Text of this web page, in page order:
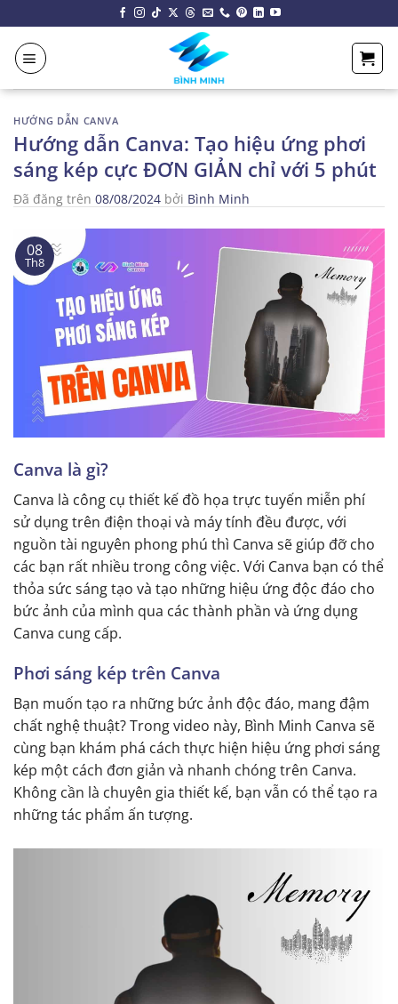
đến
nội
dung
HƯỚNG DẪN CANVA
Hướng dẫn Canva: Tạo hiệu ứng phơi
sáng kép cực ĐƠN GIẢN chỉ với 5 phút
Đã đăng trên 08/08/2024 bởi Bình Minh
08
Th8
Canva là gì?
Canva là công cụ thiết kế đồ họa trực tuyến miễn phí
sử dụng trên điện thoại và máy tính đều được, với
nguồn tài nguyên phong phú thì Canva sẽ giúp đỡ cho
các bạn rất nhiều trong công việc. Với Canva bạn có thể
thỏa sức sáng tạo và tạo những hiệu ứng độc đáo cho
bức ảnh của mình qua các thành phần và ứng dụng
Canva cung cấp.
Phơi sáng kép trên Canva
Bạn muốn tạo ra những bức ảnh độc đáo, mang đậm
chất nghệ thuật? Trong video này, Bình Minh Canva sẽ
cùng bạn khám phá cách thực hiện hiệu ứng phơi sáng
kép một cách đơn giản và nhanh chóng trên Canva.
Không cần là chuyên gia thiết kế, bạn vẫn có thể tạo ra
những tác phẩm ấn tượng.